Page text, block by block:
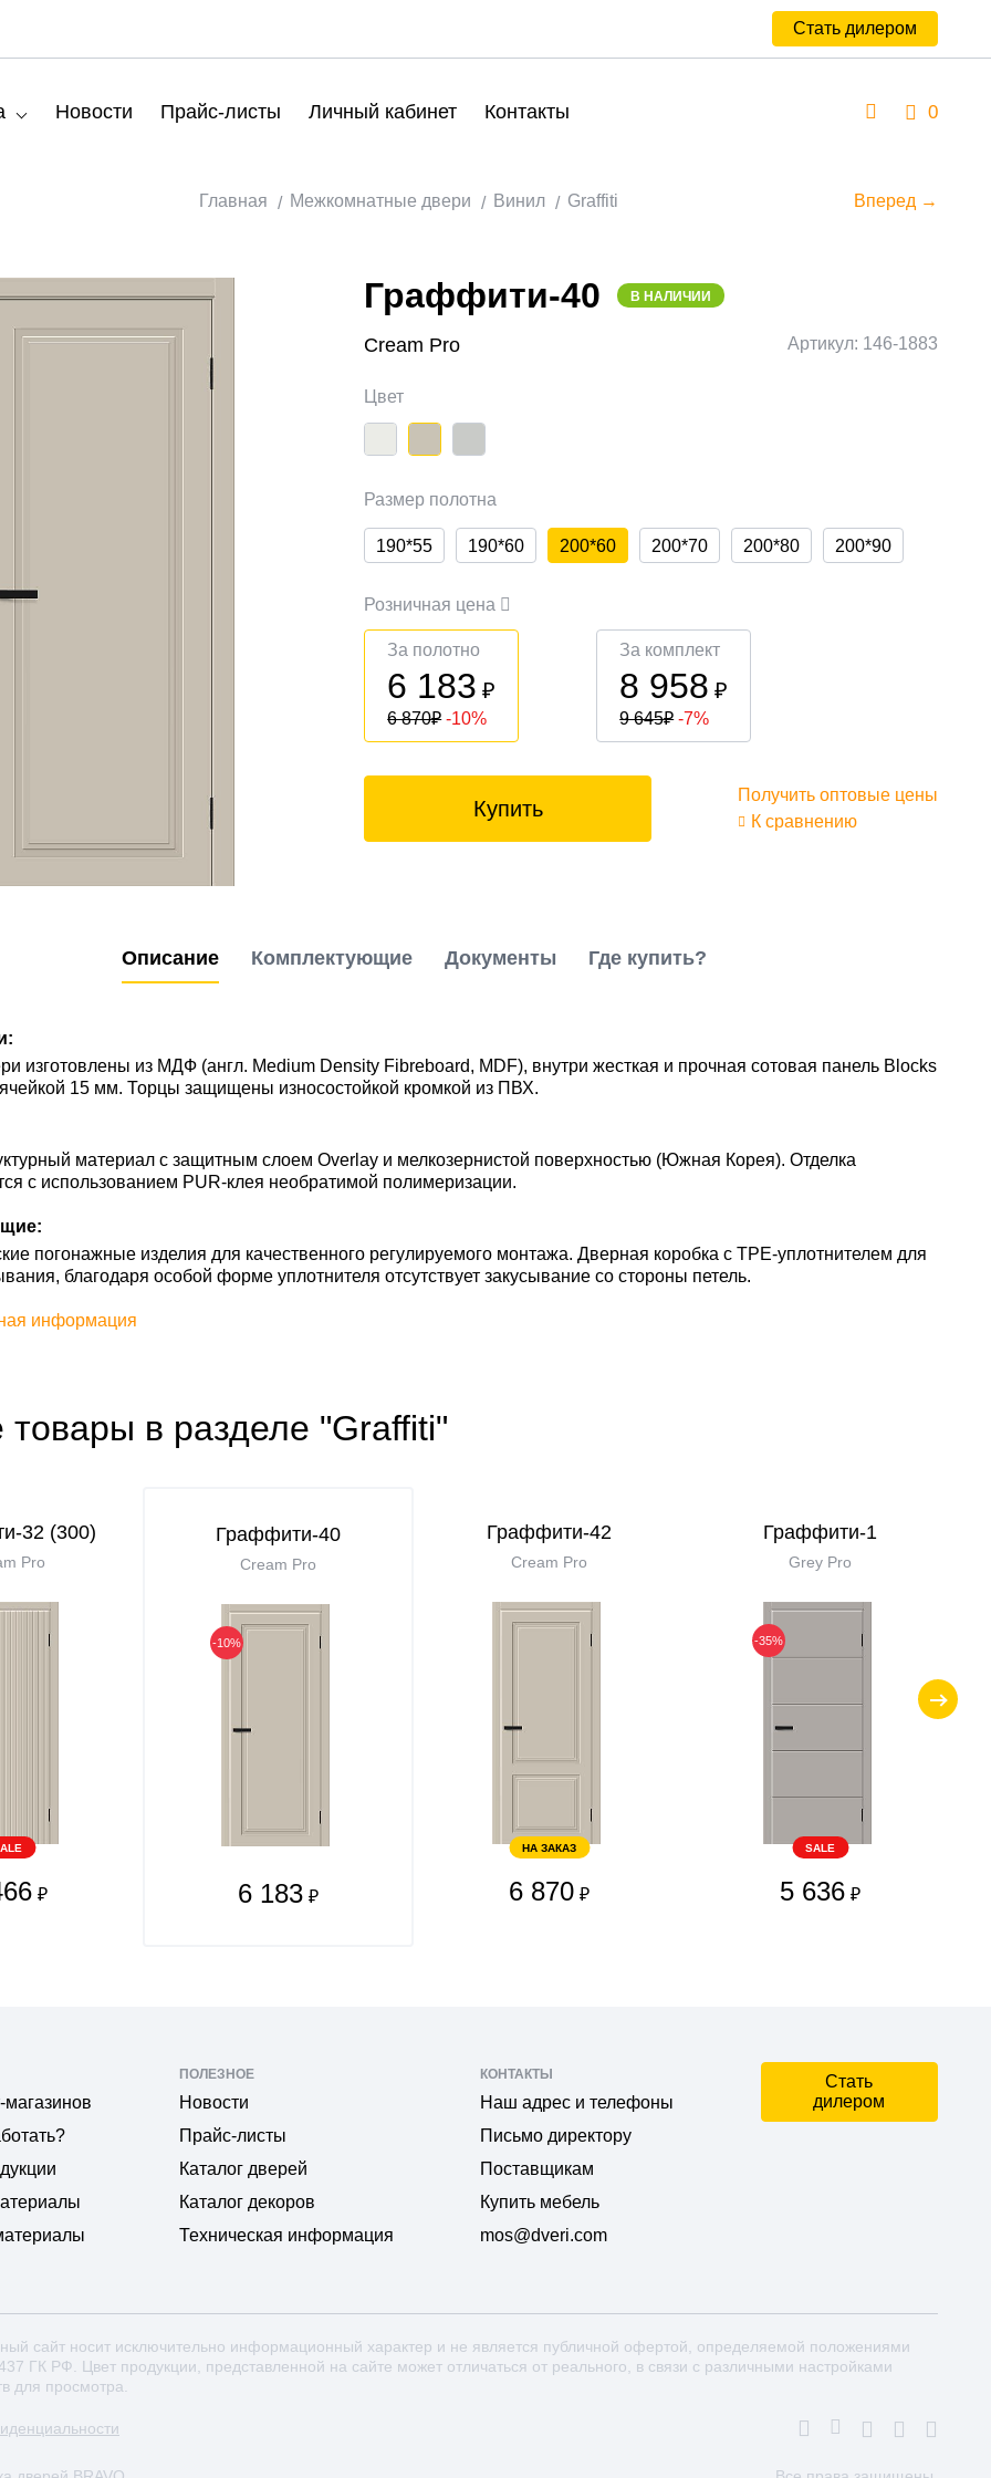
Стать дилером
Новости Прайс-листы Личный кабинет Контакты 0
Главная Межкомнатные двери Винил Graffiti Вперед →
Граффити-40 В НАЛИЧИИ
Cream Pro Артикул: 146-1883
Цвет
Размер полотна
190*55 190*60 200*60 200*70 200*80 200*90
Розничная цена
За полотно
6 183 ₽
6 870₽ -10%
За комплект
8 958 ₽
9 645₽ -7%
Купить
Получить оптовые цены
К сравнению
Описание Комплектующие Документы Где купить?
изготовлены из МДФ (англ. Medium Density Fibreboard, MDF), внутри жесткая и прочная сотовая панель Blocks
15 мм. Торцы защищены износостойкой кромкой из ПВХ.
материал с защитным слоем Overlay и мелкозернистой поверхностью (Южная Корея). Отделка
с использованием PUR-клея необратимой полимеризации.
погонажные изделия для качественного регулируемого монтажа. Дверная коробка с TPE-уплотнителем для
благодаря особой форме уплотнителя отсутствует закусывание со стороны петель.
информация
товары в разделе "Graffiti"
32 (300)
Pro
₽
Граффити-40
Cream Pro
-10%
6 183 ₽
Граффити-42
Cream Pro
НА ЗАКАЗ
6 870 ₽
Граффити-1
Grey Pro
-35%
SALE
5 636 ₽
магазинов
ПОЛЕЗНОЕ
Новости
Прайс-листы
Каталог дверей
Каталог декоров
Техническая информация
КОНТАКТЫ
Наш адрес и телефоны
Письмо директору
Поставщикам
Купить мебель
mos@dveri.com
Стать
дилером
сайт носит исключительно информационный характер и не является публичной офертой, определяемой положениями
ГК РФ. Цвет продукции, представленной на сайте может отличаться от реального, в связи с различными настройками
для просмотра.